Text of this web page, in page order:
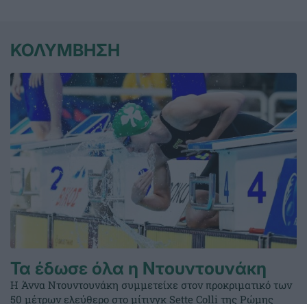
ΚΟΛΥΜΒΗΣΗ
Τα έδωσε όλα η Ντουντουνάκη
Η Άννα Ντουντουνάκη συμμετείχε στον προκριματικό των
50 μέτρων ελεύθερο στο μίτινγκ Sette Colli της Ρώμης